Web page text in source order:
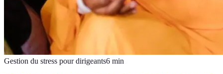
Gestion du stress pour dirigeants6 min